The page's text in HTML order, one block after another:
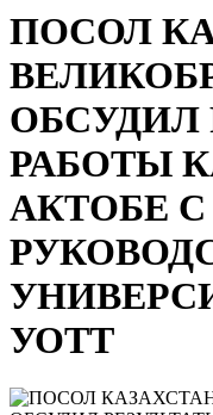
ПОСОЛ
ОБСУДИЛ
РАБОТЫ
АКТОБЕ С
УОТТ